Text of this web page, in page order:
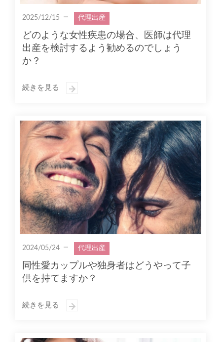
2025/12/15 代理出産
どのような女性疾患の場合、医師は代理
出産を検討するよう勧めるのでしょう
か？
続きを見る
2024/05/24 代理出産
同性愛カップルや独身者はどうやって子
供を持てますか？
続きを見る